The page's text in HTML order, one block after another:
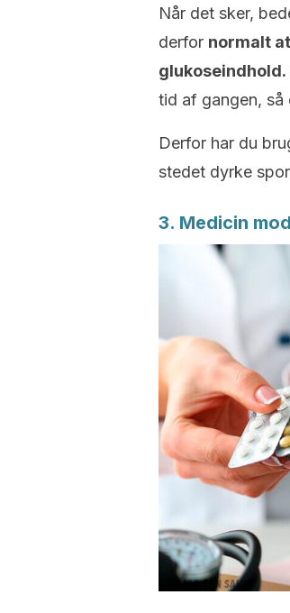
Når det sker,
derfor normalt
glukoseindhold.
tid af gangen, så
Derfor har du
stedet dyrke
3. Medicin